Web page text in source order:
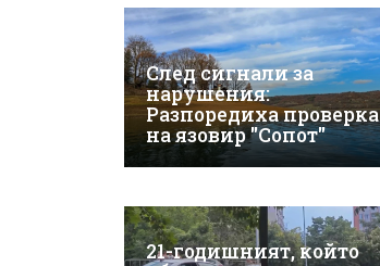
След сигнали за
нарушения:
Разпоредиха проверка
на язовир "Сопот"
21-годишният, който